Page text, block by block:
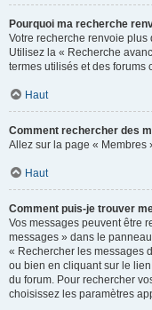
Pourquoi ma recherche
Votre recherche renvoie
Utilisez la « Recherche
termes utilisés et des forums
Haut
Comment rechercher des
Allez sur la page « Membres
Haut
Comment puis-je trouver
Vos messages peuvent être
messages » dans le
« Rechercher les messages
ou bien en cliquant sur le
du forum. Pour rechercher
choisissez les paramètres